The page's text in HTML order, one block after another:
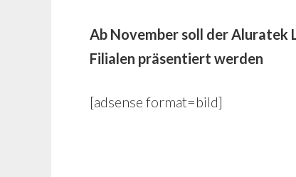
Ab November soll der Aluratek
Filialen präsentiert werden
[adsense format=bild]